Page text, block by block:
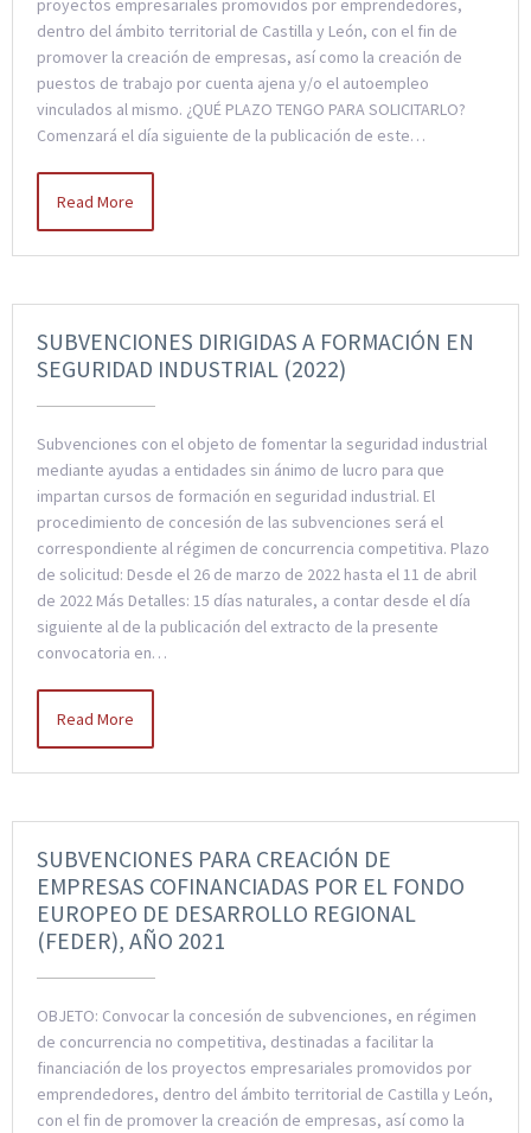
proyectos empresariales promovidos por emprendedores,
dentro del ámbito territorial de Castilla y León, con el fin de
promover la creación de empresas, así como la creación de
puestos de trabajo por cuenta ajena y/o el autoempleo
vinculados al mismo. ¿QUÉ PLAZO TENGO PARA SOLICITARLO?
Comenzará el día siguiente de la publicación de este…
Read More
SUBVENCIONES DIRIGIDAS A FORMACIÓN EN
SEGURIDAD INDUSTRIAL (2022)
Subvenciones con el objeto de fomentar la seguridad industrial
mediante ayudas a entidades sin ánimo de lucro para que
impartan cursos de formación en seguridad industrial. El
procedimiento de concesión de las subvenciones será el
correspondiente al régimen de concurrencia competitiva. Plazo
de solicitud: Desde el 26 de marzo de 2022 hasta el 11 de abril
de 2022 Más Detalles: 15 días naturales, a contar desde el día
siguiente al de la publicación del extracto de la presente
convocatoria en…
Read More
SUBVENCIONES PARA CREACIÓN DE
EMPRESAS COFINANCIADAS POR EL FONDO
EUROPEO DE DESARROLLO REGIONAL
(FEDER), AÑO 2021
OBJETO: Convocar la concesión de subvenciones, en régimen
de concurrencia no competitiva, destinadas a facilitar la
financiación de los proyectos empresariales promovidos por
emprendedores, dentro del ámbito territorial de Castilla y León,
con el fin de promover la creación de empresas, así como la